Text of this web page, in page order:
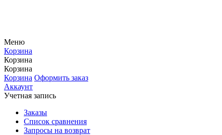
Меню
Корзина
Корзина
Корзина
Корзина Оформить заказ
Аккаунт
Учетная запись
Заказы
Список сравнения
Запросы на возврат